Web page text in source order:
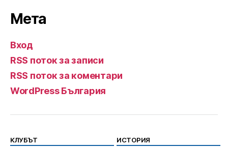
Мета
Вход
RSS поток за записи
RSS поток за коментари
WordPress България
КЛУБЪТ ИСТОРИЯ